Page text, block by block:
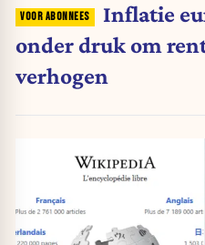
Inflatie
onder druk om
verhogen